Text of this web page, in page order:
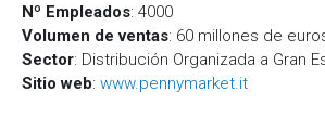
Nº Empleados: 4000
Volumen de ventas: 60 millones de
Sector: Distribución Organizada a Gran
Sitio web: www.pennymarket.it